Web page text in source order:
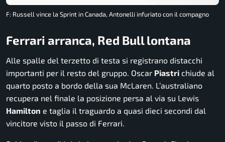
F: Russell vince la Sprint in Canada, Antonelli infuriato con il compagno
Ferrari arranca, Red Bull lontana
Alle spalle del terzetto di testa si registrano distacchi
importanti per il resto del gruppo. Oscar Piastri chiude al
quarto posto a bordo della sua McLaren. L’australiano
recupera nel finale la posizione persa al via su Lewis
Hamilton e taglia il traguardo a quasi dieci secondi dal
vincitore visto il passo di Ferrari.